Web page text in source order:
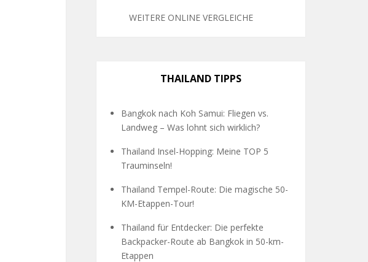
WEITERE ONLINE VERGLEICHE
THAILAND TIPPS
Bangkok nach Koh Samui: Fliegen vs.
Landweg – Was lohnt sich wirklich?
Thailand Insel-Hopping: Meine TOP 5
Trauminseln!
Thailand Tempel-Route: Die magische 50-
KM-Etappen-Tour!
Thailand für Entdecker: Die perfekte
Backpacker-Route ab Bangkok in 50-km-
Etappen